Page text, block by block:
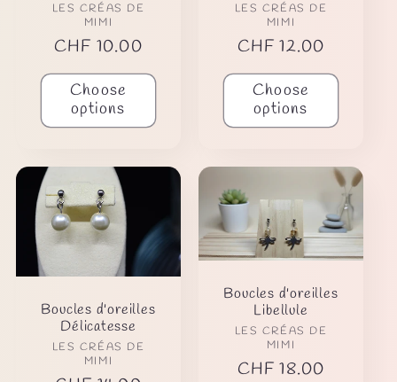
Vendor:
LES CRÉAS DE
MIMI
Regular
price
CHF 10.00
Choose
options
Vendor:
LES CRÉAS DE
MIMI
Regular
price
CHF 12.00
Choose
options
Boucles d'oreilles
Délicatesse
Vendor:
LES CRÉAS DE
MIMI
Boucles d'oreilles
Libellule
Vendor:
LES CRÉAS DE
MIMI
Regular
CHF 18.00